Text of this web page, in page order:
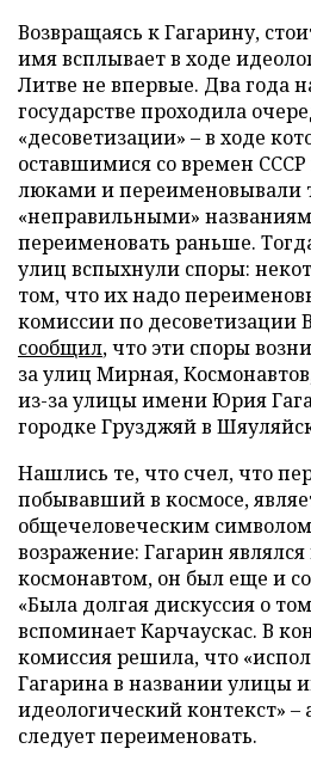
Возвращаясь к Гагарину,
имя всплывает в ходе
Литве не впервые. Два года
государстве проходила
«десоветизации» – в ходе
оставшимися со времен
люками и переименовывали
«неправильными»
переименовать раньше.
улиц вспыхнули споры:
том, что их надо
комиссии по десоветизации
сообщил, что эти споры
за улиц Мирная,
из-за улицы имени Юрия
городке Грузджяй в
Нашлись те, что счел, что
побывавший в космосе,
общечеловеческим
возражение: Гагарин являлся
космонавтом, он был еще и
«Была долгая дискуссия о
вспоминает Карчаускас. В
комиссия решила, что
Гагарина в названии улицы
идеологический контекст» –
следует переименовать.